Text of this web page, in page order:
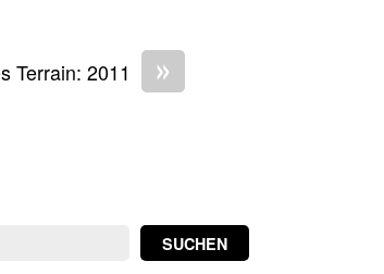
»
Terrain: 2011
SUCHEN